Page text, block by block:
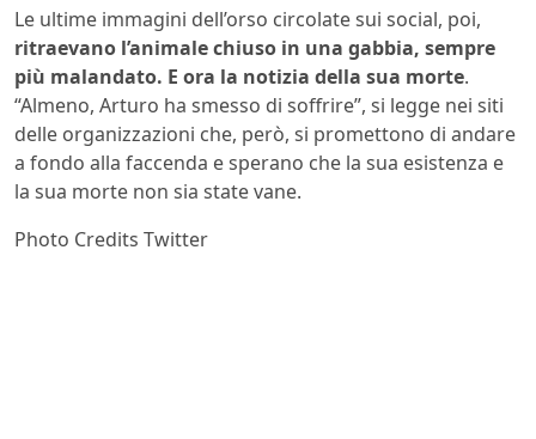
Le ultime immagini dell’orso circolate sui social, poi,
ritraevano l’animale chiuso in una gabbia, sempre
più malandato. E ora la notizia della sua morte.
“Almeno, Arturo ha smesso di soffrire”, si legge nei siti
delle organizzazioni che, però, si promettono di andare
a fondo alla faccenda e sperano che la sua esistenza e
la sua morte non sia state vane.
Photo Credits Twitter